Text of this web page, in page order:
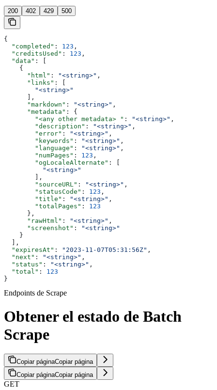
200 402 429 500
{
  "completed"
: 123 ,
  "creditsUsed"
: 123 ,
  "data"
: [
    {
      "html"
: "<string>" ,
      "links"
: [
        "<string>"
      ],
      "markdown"
: "<string>" ,
      "metadata"
: {
        "<any other metadata> "
: "<string>" ,
        "description"
: "<string>" ,
        "error"
: "<string>" ,
        "keywords"
: "<string>" ,
        "language"
: "<string>" ,
        "numPages"
: 123 ,
        "ogLocaleAlternate"
: [
          "<string>"
        ],
        "sourceURL"
: "<string>" ,
        "statusCode"
: 123 ,
        "title"
: "<string>" ,
        "totalPages"
: 123
      },
      "rawHtml"
: "<string>" ,
      "screenshot"
:
"<string>"
    }
  ],
  "expiresAt"
: "2023-11-07T05:31:56Z" ,
  "next"
: "<string>" ,
  "status"
: "<string>" ,
  "total"
: 123
}
Endpoints de Scrape
Obtener el estado de Batch
Scrape
Copiar páginaCopiar página
Copiar páginaCopiar página
GET